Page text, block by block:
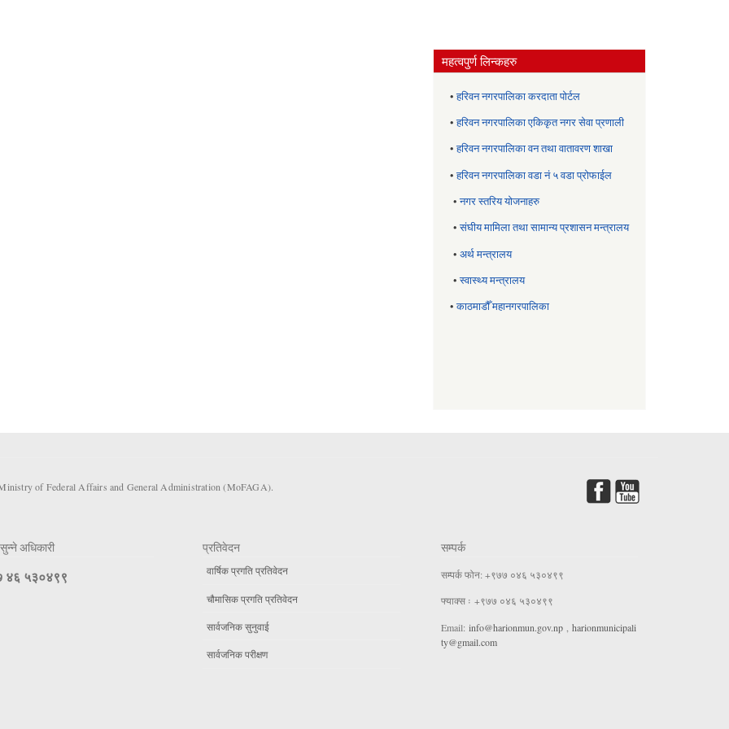
महत्वपुर्ण लिन्कहरु
•हरिवन नगरपालिका करदाता पोर्टल
•हरिवन नगरपालिका एकिकृत नगर सेवा प्रणाली
•हरिवन नगरपालिका वन तथा वातावरण शाखा
•हरिवन नगरपालिका वडा नं ५ वडा प्रोफाईल
•नगर स्तरिय याेजनाहरु
•संघीय मामिला तथा सामान्य प्रशासन मन्त्रालय
• अर्थ मन्त्रालय
•स्वास्थ्य मन्त्रालय
•काठमाडौँ महानगरपालिका
of Federal Affairs and General Administration (MoFAGA).
अधिकारी
४६ ५३०४९९
प्रतिवेदन
वार्षिक प्रगति प्रतिवेदन
चौमासिक प्रगति प्रतिवेदन
सार्वजनिक सुनुवाई
सार्वजनिक परीक्षण
सम्पर्क
सम्पर्क फोन: +९७७ ०४६ ५३०४९९
फ्याक्स ः +९७७ ०४६ ५३०४९९
Email: info@harionmun.gov.np, harionmunicipali
ty@gmail.com